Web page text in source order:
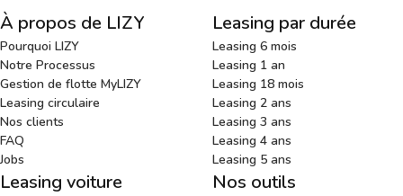
À propos de LIZY
Pourquoi LIZY
Notre Processus
Gestion de flotte MyLIZY
Leasing circulaire
Nos clients
FAQ
Jobs
Leasing par durée
Leasing 6 mois
Leasing 1 an
Leasing 18 mois
Leasing 2 ans
Leasing 3 ans
Leasing 4 ans
Leasing 5 ans
Leasing voiture Nos outils